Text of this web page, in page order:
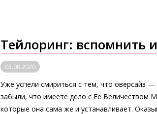
Тейлоринг: вспомнить
03.08.2020
Уже успели смириться с тем, что оверсайз —
забыли, что имеете дело с Ее Величеством
которые она сама же и устанавливает.